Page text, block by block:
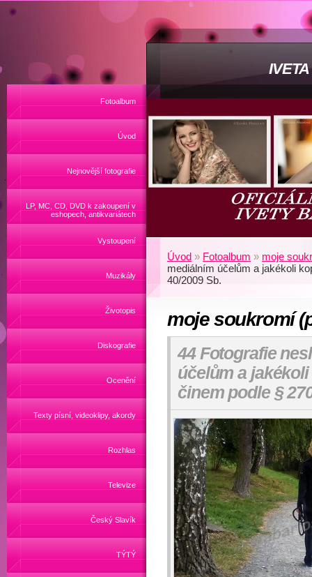
Fotoalbum
Úvod
Nejnovější fotografie
LP, MC, CD, DVD k zakoupení v
eshopech, antikvariátech
Vystoupení
Muzikály
Životopis
Diskografie
Ocenění
Texty písní, videoklipy, akordy
Rozhlas
Televize
Český Slavík
TÝTÝ
Úvod » Fotoalbum » moje
mediálním účelům a jakékoli
40/2009 Sb.
moje soukromí
44 Fotografie
účelům a
činem podle §